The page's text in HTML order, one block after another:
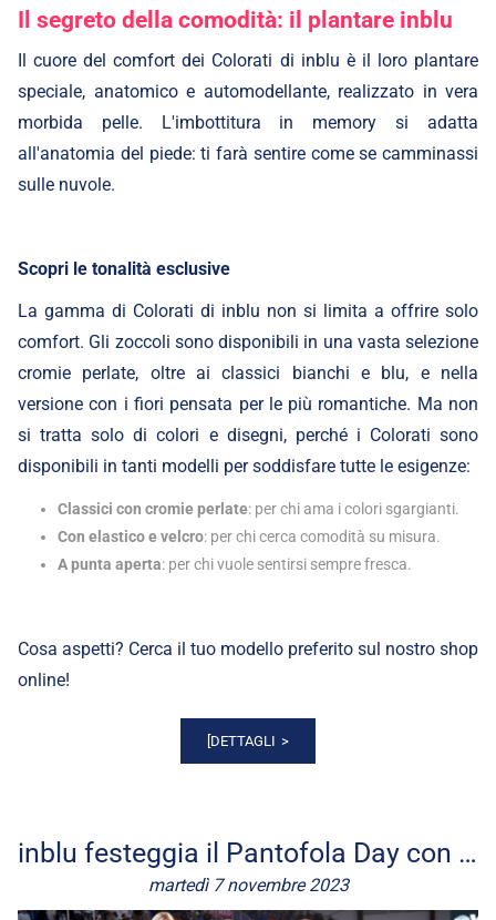
Il segreto della comodità: il plantare inblu
Il cuore del comfort dei Colorati di inblu è il loro plantare
speciale, anatomico e automodellante, realizzato in vera
morbida pelle. L'imbottitura in memory si adatta
all'anatomia del piede: ti farà sentire come se camminassi
sulle nuvole.
Scopri le tonalità esclusive
La gamma di Colorati di inblu non si limita a offrire solo
comfort. Gli zoccoli sono disponibili in una vasta selezione
cromie perlate, oltre ai classici bianchi e blu, e nella
versione con i fiori pensata per le più romantiche. Ma non
si tratta solo di colori e disegni, perché i Colorati sono
disponibili in tanti modelli per soddisfare tutte le esigenze:
Classici con cromie perlate: per chi ama i colori sgargianti.
Con elastico e velcro: per chi cerca comodità su misura.
A punta aperta: per chi vuole sentirsi sempre fresca.
Cosa aspetti? Cerca il tuo modello preferito sul nostro shop
online!
[DETTAGLI
inblu festeggia il Pantofola Day con la Germani Brescia!
martedì 7 novembre 2023